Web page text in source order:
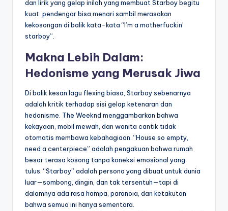
dan lirik yang gelap inilah yang membuat Starboy begitu
kuat: pendengar bisa menari sambil merasakan
kekosongan di balik kata-kata “I’m a motherfuckin’
starboy”.
Makna Lebih Dalam:
Hedonisme yang Merusak Jiwa
Di balik kesan lagu flexing biasa, Starboy sebenarnya
adalah kritik terhadap sisi gelap ketenaran dan
hedonisme. The Weeknd menggambarkan bahwa
kekayaan, mobil mewah, dan wanita cantik tidak
otomatis membawa kebahagiaan. “House so empty,
need a centerpiece” adalah pengakuan bahwa rumah
besar terasa kosong tanpa koneksi emosional yang
tulus. “Starboy” adalah persona yang dibuat untuk dunia
luar—sombong, dingin, dan tak tersentuh—tapi di
dalamnya ada rasa hampa, paranoia, dan ketakutan
bahwa semua ini hanya sementara.